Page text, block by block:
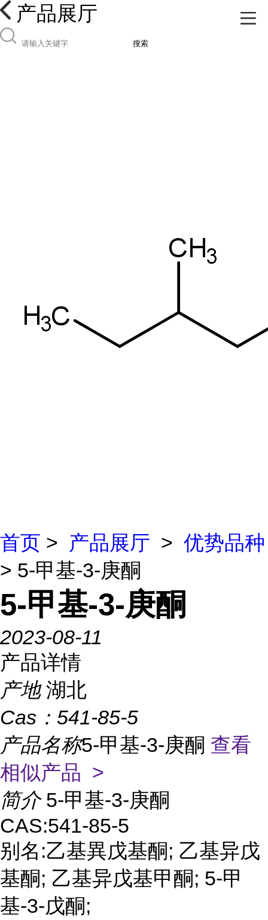
产品展厅
搜索
首页 > 产品展厅 > 优势品种
> 5-甲基-3-庚酮
5-甲基-3-庚酮
2023-08-11
产品详情
产地 湖北
Cas： 541-85-5
产品名称5-甲基-3-庚酮 查看
相似产品 >
简介 5-甲基-3-庚酮
CAS:541-85-5
别名:乙基異戊基酮; 乙基异戊
基酮; 乙基异戊基甲酮; 5-甲
基-3-戊酮;